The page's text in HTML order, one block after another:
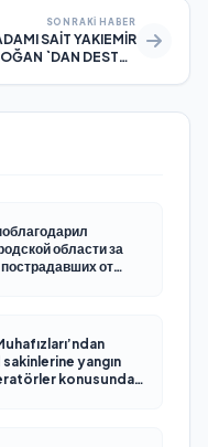
SONRAKI HABER
SAİT YAKIEMİR
`DAN DESTEK
области за
от
yangın
konusunda